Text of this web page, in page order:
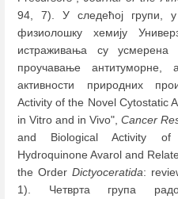
94, 7). У следећој групи,
физиолошку хемију
истраживања су усмерена
проучавањe антитуморне,
активности природних
Activity of the Novel Cytostatic
in Vitro and in Vivo", Cancer
and Biological Activity of
Hydroquinone Avarol and
the Order Dictyoceratida:
1). Четврта група